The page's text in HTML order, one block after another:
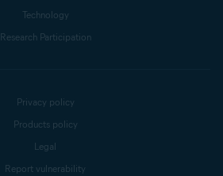
Technology
Research Participation
Privacy policy
Products policy
Legal
Report vulnerability